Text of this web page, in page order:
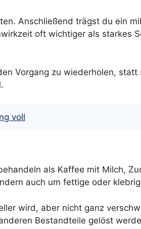
Anschließend trägst du ein
oft wichtiger als starkes
Vorgang zu wiederholen,
voll
als Kaffee mit Milch,
auch um fettige oder
wird, aber nicht ganz
Bestandteile gelöst